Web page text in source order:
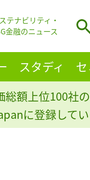
テナビリティ・
金融のニュース
スタディ
総額上位100社
に登録して